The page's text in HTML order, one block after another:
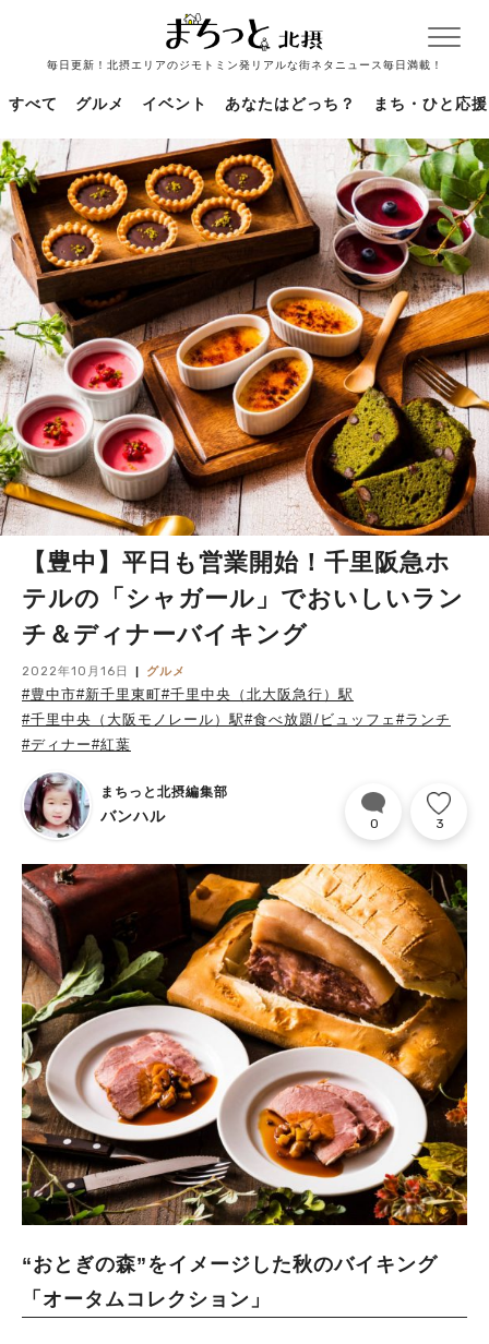
毎日更新！北摂エリアのジモトミン発リアルな街ネタニュース毎日満載！
すべて グルメ イベント あなたはどっち？ まち・ひと応援
【豊中】平日も営業開始！千里阪急ホ
テルの「シャガール」でおいしいラン
チ＆ディナーバイキング
2022年10月16日 グルメ
#豊中市#新千里東町#千里中央（北大阪急行）駅
#千里中央（大阪モノレール）駅#食べ放題/ビュッフェ #ランチ
#ディナー#紅葉
まちっと北摂編集部
バンハル 0 3
“おとぎの森”をイメージした秋のバイキング
「オータムコレクション」